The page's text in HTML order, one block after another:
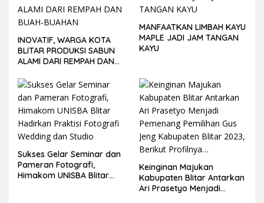
INOVATIF, WARGA KOTA
BLITAR PRODUKSI SABUN
ALAMI DARI REMPAH DAN
MANFAATKAN LIMBAH KAYU
MAPLE JADI JAM TANGAN
KAYU
Sukses Gelar Seminar dan
Pameran Fotografi,
Himakom UNISBA Blitar
Keinginan Majukan
Kabupaten Blitar Antarkan
Ari Prasetyo Menjadi